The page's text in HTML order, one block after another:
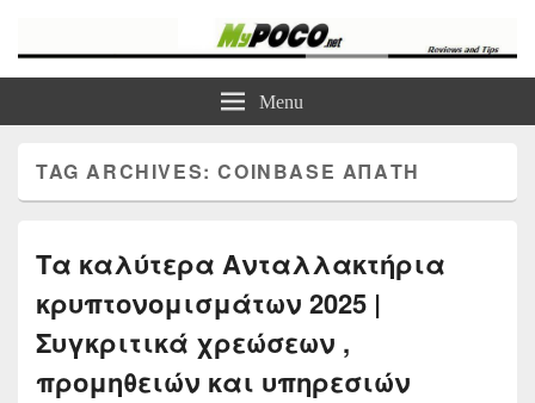
Τα καλύτερα Reviews , Συγκρίσεις , VPN , Webhosting
Menu
TAG ARCHIVES:COINBASE ΑΠΆΤΗ
Τα καλύτερα Ανταλλακτήρια
κρυπτονομισμάτων 2025 |
Συγκριτικά χρεώσεων ,
προμηθειών και υπηρεσιών